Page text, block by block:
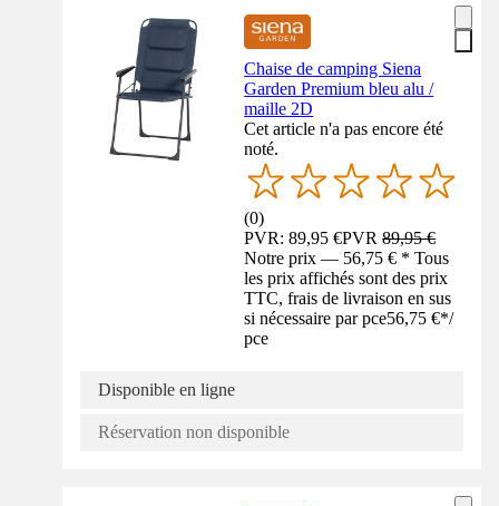
Chaise de camping Siena
Garden Premium bleu alu /
maille 2D
Cet article n'a pas encore été
noté.
(0)
PVR: 89,95 €PVR89,95 €
Notre prix — 56,75 € * Tous
les prix affichés sont des prix
TTC, frais de livraison en sus
si nécessaire par pce56,75 €*/
pce
Disponible en ligne
Réservation non disponible